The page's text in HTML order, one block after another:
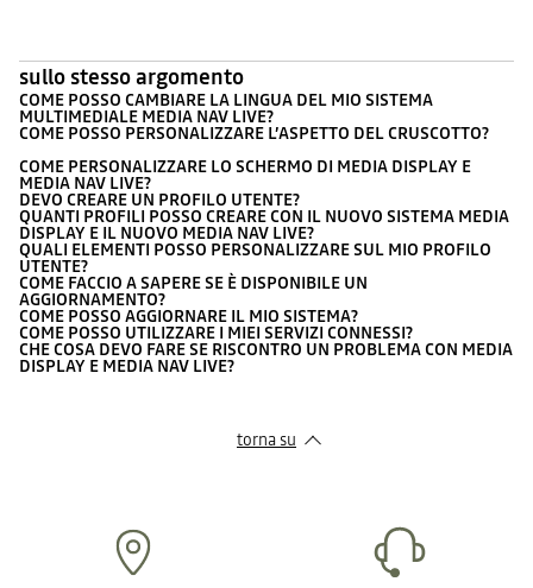
sullo stesso argomento
COME POSSO CAMBIARE LA LINGUA DEL MIO SISTEMA
MULTIMEDIALE MEDIA NAV LIVE?
COME POSSO PERSONALIZZARE L’ASPETTO DEL CRUSCOTTO?
COME PERSONALIZZARE LO SCHERMO DI MEDIA DISPLAY E
MEDIA NAV LIVE?
DEVO CREARE UN PROFILO UTENTE?
QUANTI PROFILI POSSO CREARE CON IL NUOVO SISTEMA MEDIA
DISPLAY E IL NUOVO MEDIA NAV LIVE?
QUALI ELEMENTI POSSO PERSONALIZZARE SUL MIO PROFILO
UTENTE?
COME FACCIO A SAPERE SE È DISPONIBILE UN
AGGIORNAMENTO?
COME POSSO AGGIORNARE IL MIO SISTEMA?
COME POSSO UTILIZZARE I MIEI SERVIZI CONNESSI?
CHE COSA DEVO FARE SE RISCONTRO UN PROBLEMA CON MEDIA
DISPLAY E MEDIA NAV LIVE?
torna su